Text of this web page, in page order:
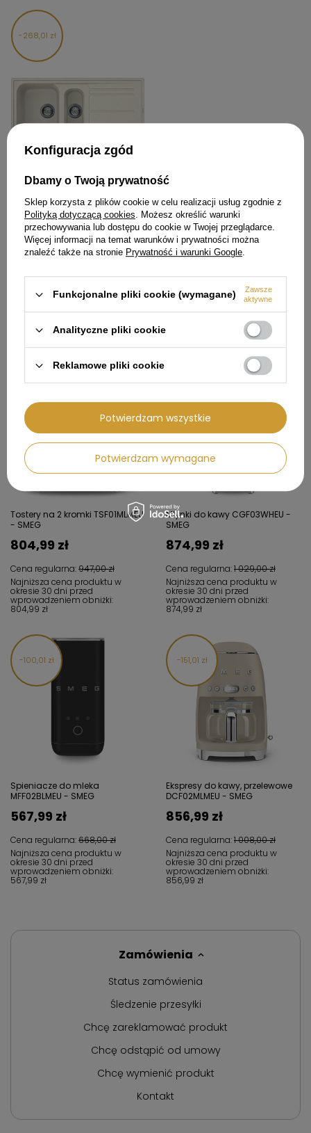
268,01 zł
Zlewozmywak kompozytowy
Cena regularna:1 338,00 zł
1 069,99 zł
Najniższa cena produktu w
okresie 30 dni przed
wprowadzeniem obniżki:
1 103,99 zł
POLECAMY
Tostery na 2 kromki TSF01MLMEU
- SMEG
Cena regularna:947,00 zł
804,99 zł
Najniższa cena produktu w
okresie 30 dni przed
wprowadzeniem obniżki:
804,99 zł
Młynki do kawy CGF03WHEU -
SMEG
Cena regularna:1 029,00 zł
874,99 zł
Najniższa cena produktu w
okresie 30 dni przed
wprowadzeniem obniżki:
874,99 zł
100,01 zł
Spieniacze do mleka
MFF02BLMEU - SMEG
Cena regularna:668,00 zł
567,99 zł
Najniższa cena produktu w
okresie 30 dni przed
wprowadzeniem obniżki:
567,99 zł
151,01 zł
Ekspresy do kawy, przelewowe
DCF02MLMEU - SMEG
Cena regularna:1 008,00 zł
856,99 zł
Najniższa cena produktu w
okresie 30 dni przed
wprowadzeniem obniżki:
856,99 zł
Zamówienia
Status zamówienia
Śledzenie przesyłki
Chcę zareklamować produkt
Chcę odstąpić od umowy
Chcę wymienić produkt
Kontakt
Konfiguracja zgód
Dbamy o Twoją prywatność
Sklep korzysta z plików cookie w celu realizacji usług zgodnie z
Polityką dotyczącą cookies. Możesz określić warunki
przechowywania lub dostępu do cookie w Twojej przeglądarce.
Więcej informacji na temat warunków i prywatności można
znaleźć także na stronie Prywatność i warunki Google.
Funkcjonalne pliki cookie (wymagane)
Zawsze
aktywne
Analityczne pliki cookie
Reklamowe pliki cookie
Potwierdzam wymagane
Potwierdzam wszystkie